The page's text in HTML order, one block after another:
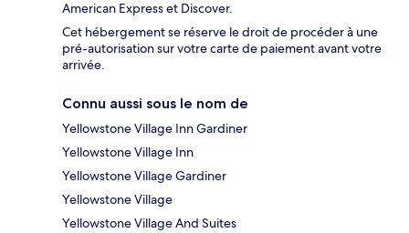
American Express et Discover.
Cet hébergement se réserve le droit de procéder à une
pré-autorisation sur votre carte de paiement avant votre
arrivée.
Connu aussi sous le nom de
Yellowstone Village Inn Gardiner
Yellowstone Village Inn
Yellowstone Village Gardiner
Yellowstone Village
Yellowstone Village And Suites